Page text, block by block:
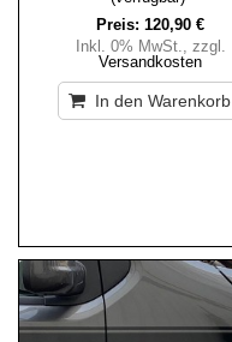
Preis: 120,90 €
Inkl. 0% MwSt., zzgl.
Versandkosten
In den Warenkorb